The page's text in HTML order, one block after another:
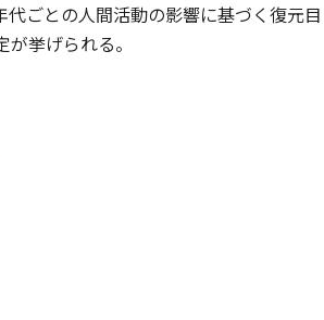
代ごとの人間活動の影響に基づく復元目
挙げられる。